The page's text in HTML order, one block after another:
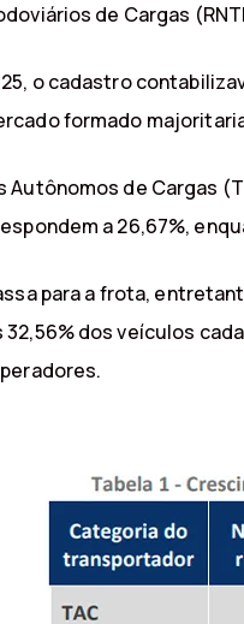
de Cargas
o cadastro
formado
Autônomos de Cargas
a 26,67%,
para a frota,
dos veículos